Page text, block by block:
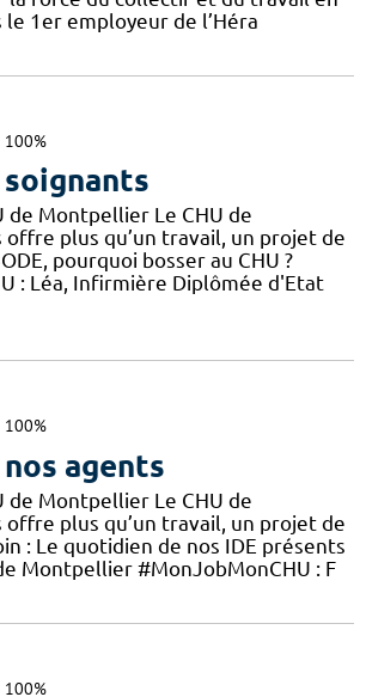
1er employeur de l’Héra
100%
de Montpellier Le CHU de
plus qu’un travail, un projet de
pourquoi bosser au CHU ?
: Léa, Infirmière Diplômée d'Etat
100%
agents
de Montpellier Le CHU de
plus qu’un travail, un projet de
: Le quotidien de nos IDE présents
Montpellier #MonJobMonCHU : F
100%